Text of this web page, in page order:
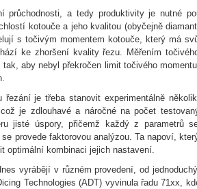
průchodnosti, a tedy produktivity je nutné
kotouče a jeho kvalitou (obyčejně
s točivým momentem kotouče, který má
ke zhoršení kvality řezu. Měřením
aby nebyl překročen limit točivého
řezání je třeba stanovit experimentálně
je zdlouhavé a náročné na počet
jisté úspory, přičemž každý z parametrů
provede faktorovou analýzou. Ta napoví,
optimální kombinaci jejich nastavení.
vyrábějí v různém provedení, od
Technologies (ADT) vyvinula řadu 71xx,